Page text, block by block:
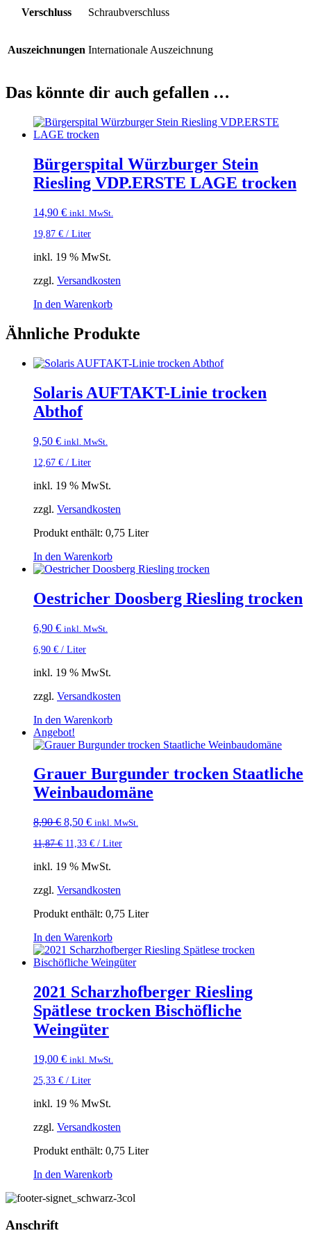
Verschluss Schraubverschluss
Auszeichnungen Internationale Auszeichnung
Das könnte dir auch gefallen …
Bürgerspital Würzburger Stein
Riesling VDP.ERSTE LAGE trocken
14,90 € inkl. MwSt.
19,87 € / Liter
inkl. 19 % MwSt.
zzgl. Versandkosten
In den Warenkorb
Ähnliche Produkte
Solaris AUFTAKT-Linie trocken
Abthof
9,50 € inkl. MwSt.
12,67 € / Liter
inkl. 19 % MwSt.
zzgl. Versandkosten
Produkt enthält: 0,75 Liter
In den Warenkorb
Oestricher Doosberg Riesling trocken
6,90 € inkl. MwSt.
6,90 € / Liter
inkl. 19 % MwSt.
zzgl. Versandkosten
In den Warenkorb
Angebot!
Grauer Burgunder trocken Staatliche
Weinbaudomäne
8,90€ Ursprünglicher
war:
8,50 €Aktueller
ist:
inkl. MwSt.
11,87€ 11,33 € / Liter
inkl. 19 % MwSt.
zzgl. Versandkosten
Produkt enthält: 0,75 Liter
In den Warenkorb
2021 Scharzhofberger Riesling
Spätlese trocken Bischöfliche
Weingüter
19,00 € inkl. MwSt.
25,33 € / Liter
inkl. 19 % MwSt.
zzgl. Versandkosten
Produkt enthält: 0,75 Liter
In den Warenkorb
Anschrift